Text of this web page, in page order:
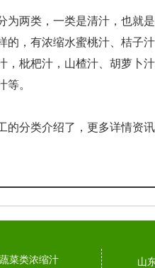
为两类，一类是清汁，也就
的，有浓缩水蜜桃汁、桔子
，枇杷汁，山楂汁、胡萝卜
。
的分类介绍了，更多详情资讯
菜类浓缩汁 山